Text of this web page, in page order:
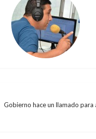
Gobierno hace un llamado para